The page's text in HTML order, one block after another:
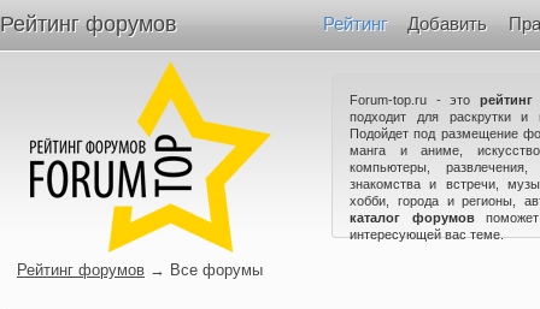
Рейтинг форумов Рейтинг Добавить
Forum-top.ru - это
подходит для раскрутки и
Подойдет под размещение
манга и аниме,
компьютеры,
знакомства и встречи,
хобби, города и регионы,
каталог форумов
интересующей вас теме.
Рейтинг форумов → Все форумы